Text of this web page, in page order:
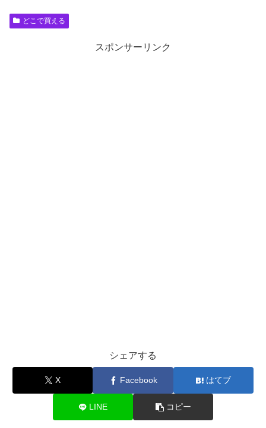
どこで買える
スポンサーリンク
シェアする
X Facebook はてブ
LINE コピー